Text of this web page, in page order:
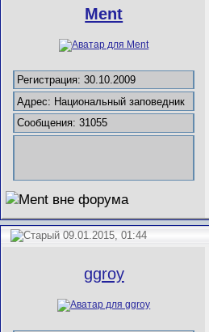
Ment
Регистрация: 30.10.2009
Адрес: Национальный заповедник
Сообщения: 31055
09.01.2015, 01:44
ggroy